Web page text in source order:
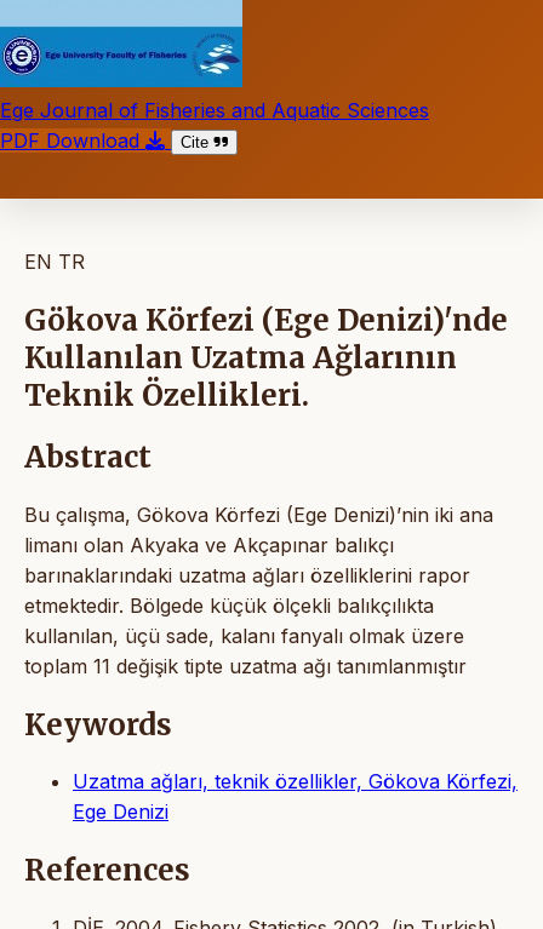
Ege Journal of Fisheries and Aquatic Sciences
PDF Download
Cite
EN TR
Gökova Körfezi (Ege Denizi)'nde
Kullanılan Uzatma Ağlarının
Teknik Özellikleri.
Abstract
Bu çalışma, Gökova Körfezi (Ege Denizi)’nin iki ana
limanı olan Akyaka ve Akçapınar balıkçı
barınaklarındaki uzatma ağları özelliklerini rapor
etmektedir. Bölgede küçük ölçekli balıkçılıkta
kullanılan, üçü sade, kalanı fanyalı olmak üzere
toplam 11 değişik tipte uzatma ağı tanımlanmıştır
Keywords
Uzatma ağları, teknik özellikler, Gökova Körfezi,
Ege Denizi
References